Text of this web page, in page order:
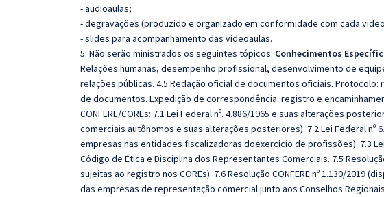
- audioaulas;
- degravações (produzido e organizado em conformidade com cada
- slides para acompanhamento das videoaulas.
5. Não serão ministrados os seguintes tópicos: Conhecimentos
Relações humanas, desempenho profissional, desenvolvimento de
relações públicas. 4.5 Redação oficial de documentos oficiais.
de documentos. Expedição de correspondência: registro e
CONFERE/COREs: 7.1 Lei Federal nº. 4.886/1965 e suas alterações
comerciais autônomos e suas alterações posteriores). 7.2 Lei Federal nº
empresas nas entidades fiscalizadoras doexercício de profissões). 7.3
Código de Ética e Disciplina dos Representantes Comerciais. 7.5
sujeitas ao registro nos COREs). 7.6 Resolução CONFERE nº 1.130/2019
das empresas de representação comercial junto aos Conselhos